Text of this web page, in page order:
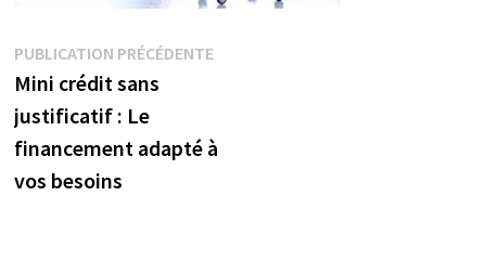
Navigation
de
l’article
PUBLICATION PRÉCÉDENTEPublication
Mini crédit sans
justificatif : Le
financement adapté à
vos besoins